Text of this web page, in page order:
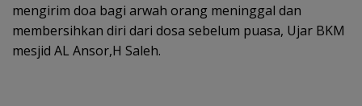
mengirim doa bagi arwah orang meninggal dan
membersihkan diri dari dosa sebelum puasa, Ujar BKM
mesjid AL Ansor,H Saleh.